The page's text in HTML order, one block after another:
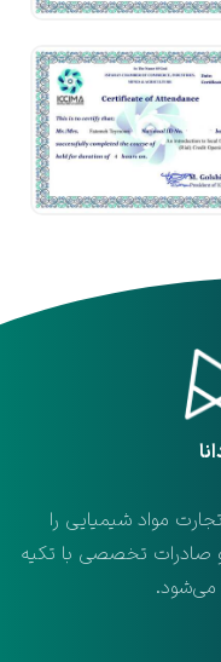
مواد شیمیایی را
و صادرات تخصصی با تکیه
می‌شود.